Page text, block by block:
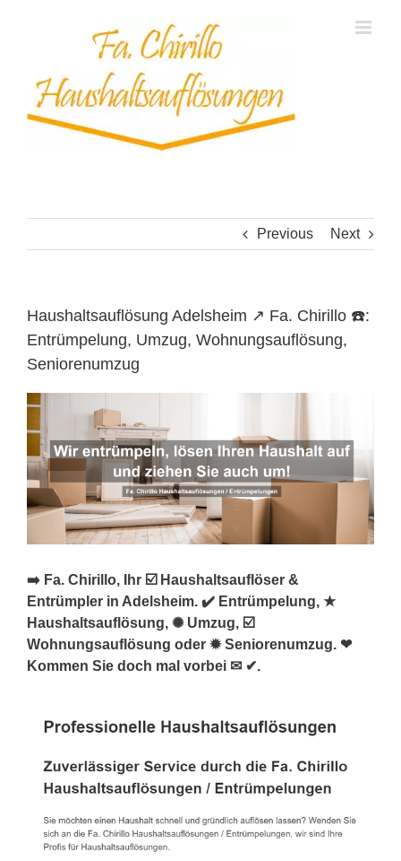
Previous Next
Haushaltsauflösung Adelsheim ↗️ Fa. Chirillo ☎️:
Entrümpelung, Umzug, Wohnungsauflösung,
Seniorenumzug
➡️ Fa. Chirillo, Ihr ☑️ Haushaltsauflöser &
Entrümpler in Adelsheim. ✔️ Entrümpelung, ★
Haushaltsauflösung, ✺ Umzug, ☑️
Wohnungsauflösung oder ✹ Seniorenumzug. ❤
Kommen Sie doch mal vorbei ✉ ✔.